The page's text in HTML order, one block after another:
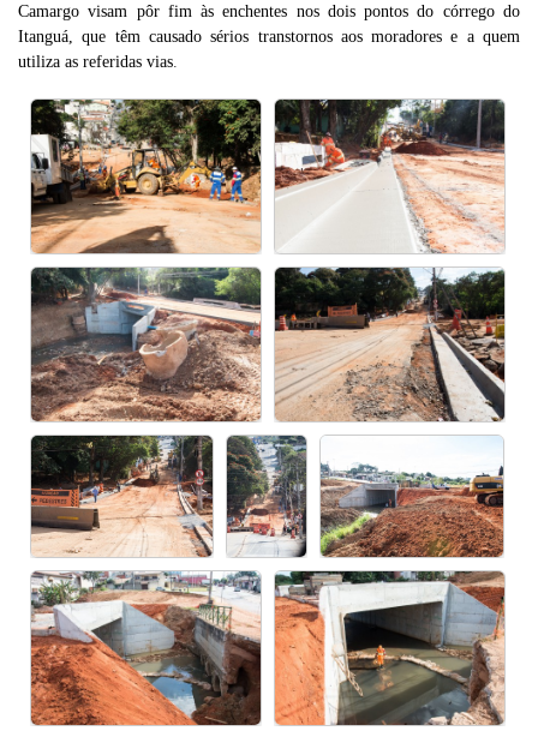
Camargo visam pôr fim às enchentes nos dois pontos do córrego do
Itanguá, que têm causado sérios transtornos aos moradores e a quem
utiliza as referidas vias